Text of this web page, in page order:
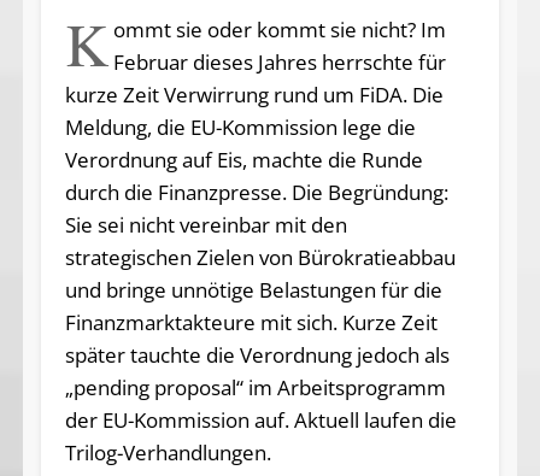
K ommt sie oder kommt sie nicht? Im
Februar dieses Jahres herrschte für
kurze Zeit Verwirrung rund um FiDA. Die
Meldung, die EU-Kommission lege die
Verordnung auf Eis, machte die Runde
durch die Finanzpresse. Die Begründung:
Sie sei nicht vereinbar mit den
strategischen Zielen von Bürokratieabbau
und bringe unnötige Belastungen für die
Finanzmarktakteure mit sich. Kurze Zeit
später tauchte die Verordnung jedoch als
„pending proposal“ im Arbeitsprogramm
der EU-Kommission auf. Aktuell laufen die
Trilog-Verhandlungen.